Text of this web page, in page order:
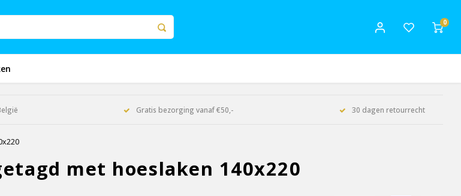
0
Gratis bezorging vanaf €50,- 30 dagen retourrecht
met hoeslaken 140x220